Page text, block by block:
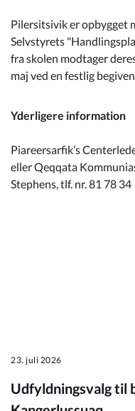
Pilersitsivik er opbygget
Selvstyrets
fra skolen modtager
maj ved en festlig
Yderligere information
Piareersarfik’s
eller Qeqqata
Stephens, tlf. nr. 81 78 34
23. juli 2026
Udfyldningsvalg til